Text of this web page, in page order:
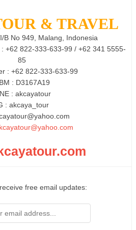
& TRAVEL
B No 949, Malang, Indonesia
+62 822-333-633-99 / +62 341 5555-
85
: +62 822-333-633-99
: D3167A19
: akcayatour
: akcaya_tour
free email updates: